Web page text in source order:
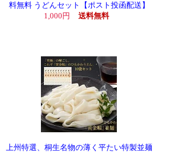
料無料 うどんセット【ポスト投函配送】
1,000円
送料無料
上州特選、桐生名物の薄く平たい特製並麺